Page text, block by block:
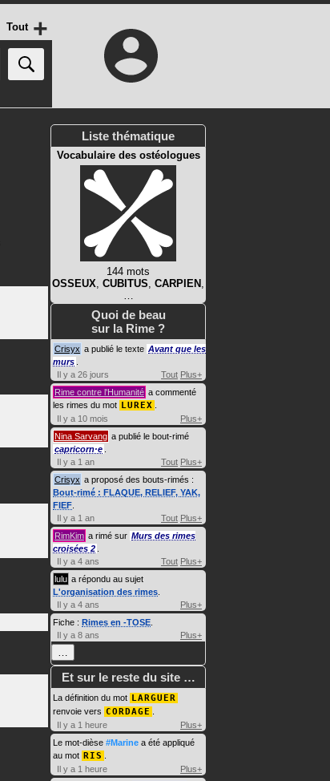
Tout +
Liste thématique
Vocabulaire des ostéologues
144 mots
OSSEUX, CUBITUS, CARPIEN ,
…
Quoi de beau
sur la Rime ?
Crisyx a publié le texte Avant que les
murs
Il y a 26 jours
Tout Plus+
Rime contre l'Humanité a commenté
les rimes du mot LUREX
Il y a 10 mois
Plus+
Nina Sarvang a publié le bout-rimé
capricorn·e
Il y a 1 an
Tout Plus+
Crisyx a proposé des bouts-rimés :
Bout-rimé : FLAQUE, RELIEF, YAK,
FIEF
Il y a 1 an
Tout Plus+
RimKim a rimé sur Murs des rimes
croisées 2
Il y a 4 ans
Tout Plus+
lulu a répondu au sujet
L'organisation des rimes
Il y a 4 ans
Plus+
Fiche : Rimes en -TOSE
Il y a 8 ans
Plus+
…
Et sur le reste du site …
La définition du mot LARGUER
renvoie vers CORDAGE
Il y a 1 heure
Plus+
Le mot-dièse #Marine a été appliqué
au mot RIS
Il y a 1 heure
Plus+